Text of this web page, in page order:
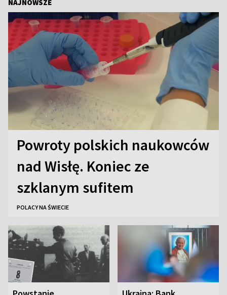
NAJNOWSZE
Powroty polskich naukowców
nad Wisłę. Koniec ze
szklanym sufitem
POLACY NA ŚWIECIE